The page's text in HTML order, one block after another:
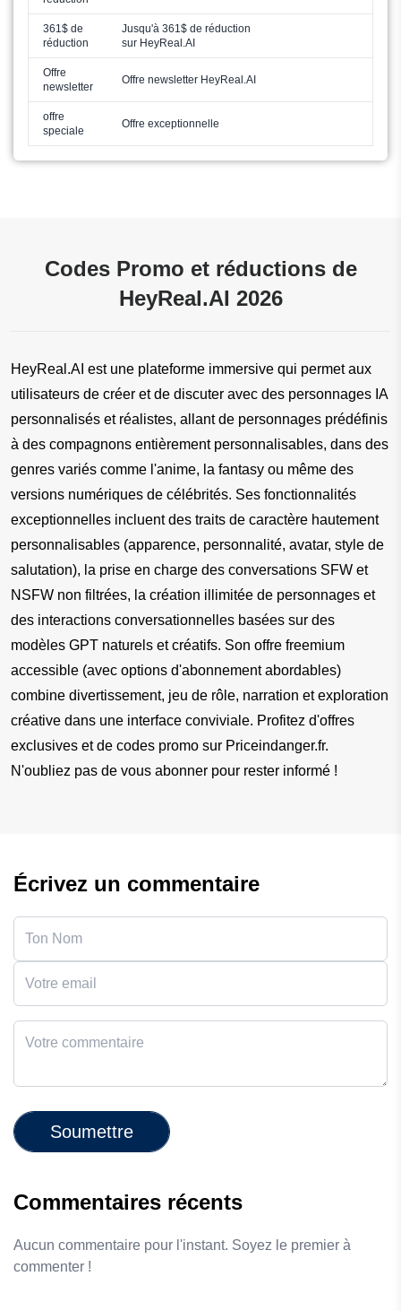
361$ de
réduction
Jusqu'à 361$ de réduction
sur HeyReal.AI
Offre
newsletter
Offre newsletter HeyReal.AI
offre
speciale
Offre exceptionnelle
Codes Promo et réductions de
HeyReal.AI 2026
HeyReal.AI est une plateforme immersive qui permet aux
utilisateurs de créer et de discuter avec des personnages IA
personnalisés et réalistes, allant de personnages prédéfinis
à des compagnons entièrement personnalisables, dans des
genres variés comme l'anime, la fantasy ou même des
versions numériques de célébrités. Ses fonctionnalités
exceptionnelles incluent des traits de caractère hautement
personnalisables (apparence, personnalité, avatar, style de
salutation), la prise en charge des conversations SFW et
NSFW non filtrées, la création illimitée de personnages et
des interactions conversationnelles basées sur des
modèles GPT naturels et créatifs. Son offre freemium
accessible (avec options d'abonnement abordables)
combine divertissement, jeu de rôle, narration et exploration
créative dans une interface conviviale. Profitez d'offres
exclusives et de codes promo sur Priceindanger.fr.
N'oubliez pas de vous abonner pour rester informé !
Écrivez un commentaire
Soumettre
Commentaires récents
Aucun commentaire pour l'instant. Soyez le premier à
commenter !